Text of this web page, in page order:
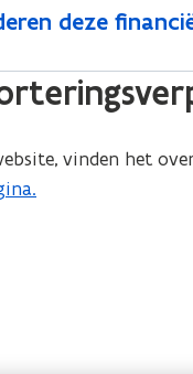
deze
vinden het